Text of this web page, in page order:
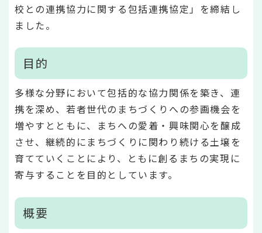
校との連携協力に関する包括連携協定」を締結し
ました。
目的
多様な分野において包括的な協力関係を築き、連
携を深め、若者世代のまちづくりへの参画機会を
増やすとともに、まちへの愛着・興味関心を醸成
させ、継続的にまちづくりに関わり続ける土壌を
育てていくことにより、ともに創るまちの実現に
寄与することを目的としています。
概要